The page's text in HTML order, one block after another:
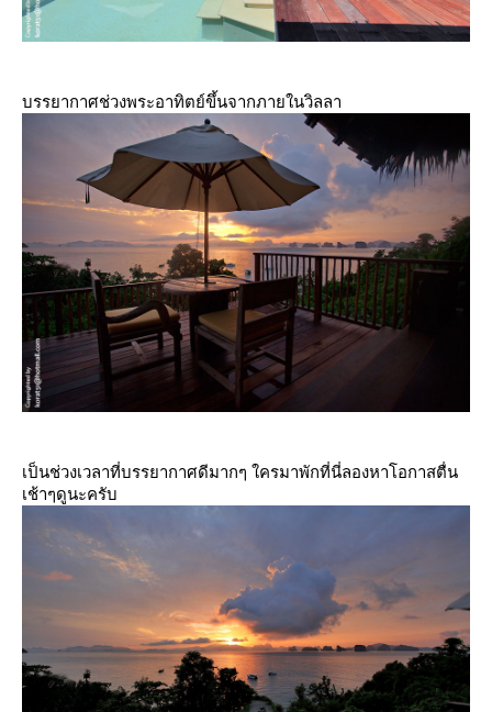
บรรยากาศช่วงพระอาทิตย์ขึ้นจากภายในวิลลา
เป็นช่วงเวลาที่บรรยากาศดีมากๆ ใครมาพักที่นี่ลองหาโอกาสตื่น
เช้าๆดูนะครับ